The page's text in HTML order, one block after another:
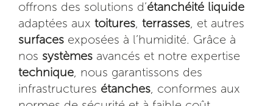
offrons des solutions d’étanchéité liquide
adaptées aux toitures terrasses , et autres
surfaces exposées à l’humidité. Grâce à
nos systèmes avancés et notre expertise
technique , nous garantissons des
infrastructures étanches , conformes aux